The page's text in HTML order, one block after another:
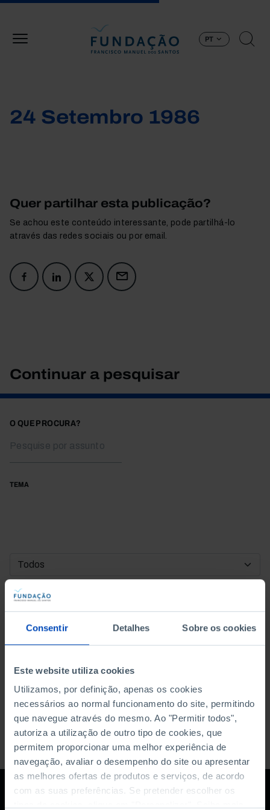
Consentir Detalhes Sobre os cookies
Este website utiliza cookies
Utilizamos, por definição, apenas os cookies
necessários ao normal funcionamento do site, permitindo
que navegue através do mesmo. Ao "Permitir todos",
autoriza a utilização de outro tipo de cookies, que
permitem proporcionar uma melhor experiência de
navegação, avaliar o desempenho do site ou apresentar
as melhores ofertas de produtos e serviços, de acordo
com as suas preferências. Se pretender escolher os
PT
24 Setembro 1986
Quer partilhar esta publicação?
Se achou este conteúdo interessante, pode partilhá-lo
através das redes sociais ou por email.
Continuar a pesquisar
O QUE PROCURA?
TEMA
DATA DE INÍCIO
DATA DE FIM